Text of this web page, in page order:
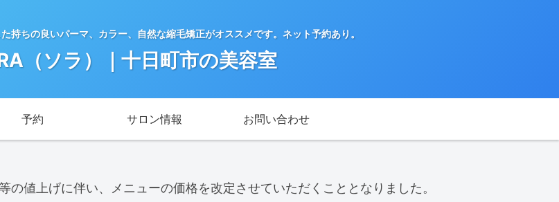
持ちの良いパーマ、カラー、自然な縮毛矯正がオススメです。ネット予約あり。
（ソラ）｜十日町市の美容室
予約 サロン情報 お問い合わせ
値上げに伴い、メニューの価格を改定させていただくこととなりました。